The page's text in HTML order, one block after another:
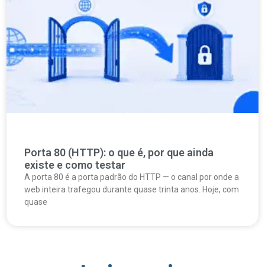
Porta 80 (HTTP): o que é, por que ainda
existe e como testar
A porta 80 é a porta padrão do HTTP — o canal por onde a
web inteira trafegou durante quase trinta anos. Hoje, com
quase